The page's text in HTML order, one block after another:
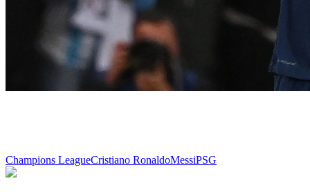
Champions LeagueCristiano RonaldoMessiPSG